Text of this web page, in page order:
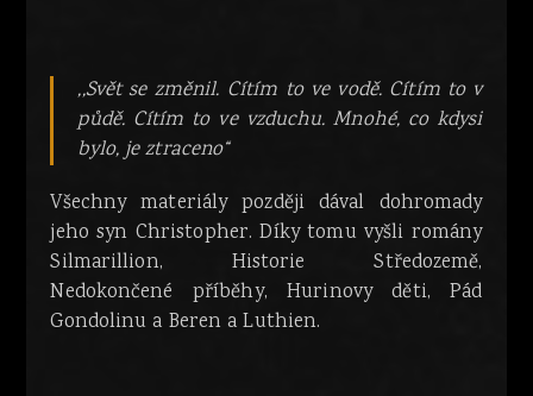
,,Svět se změnil. Cítím to ve vodě. Cítím to v
půdě. Cítím to ve vzduchu. Mnohé, co kdysi
bylo, je ztraceno“
Všechny materiály později dával dohromady
jeho syn Christopher. Díky tomu vyšli romány
Silmarillion, Historie Středozemě,
Nedokončené příběhy, Hurinovy děti, Pád
Gondolinu a Beren a Luthien.